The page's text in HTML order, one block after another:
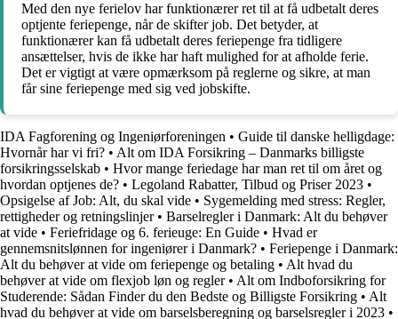
Med den nye ferielov har funktionærer ret til at få udbetalt deres
optjente feriepenge, når de skifter job. Det betyder, at
funktionærer kan få udbetalt deres feriepenge fra tidligere
ansættelser, hvis de ikke har haft mulighed for at afholde ferie.
Det er vigtigt at være opmærksom på reglerne og sikre, at man
får sine feriepenge med sig ved jobskifte.
IDA Fagforening og Ingeniørforeningen • Guide til danske helligdage:
Hvornår har vi fri? • Alt om IDA Forsikring – Danmarks billigste
forsikringsselskab • Hvor mange feriedage har man ret til om året og
hvordan optjenes de? • Legoland Rabatter, Tilbud og Priser 2023 •
Opsigelse af Job: Alt, du skal vide • Sygemelding med stress: Regler,
rettigheder og retningslinjer• Barselregler i Danmark: Alt du behøver
at vide • Feriefridage og 6. ferieuge: En Guide • Hvad er
gennemsnitslønnen for ingeniører i Danmark? • Feriepenge i Danmark:
Alt du behøver at vide om feriepenge og betaling • Alt hvad du
behøver at vide om flexjob løn og regler• Alt om Indboforsikring for
Studerende: Sådan Finder du den Bedste og Billigste Forsikring • Alt
hvad du behøver at vide om barselsberegning og barselsregler i 2023 •